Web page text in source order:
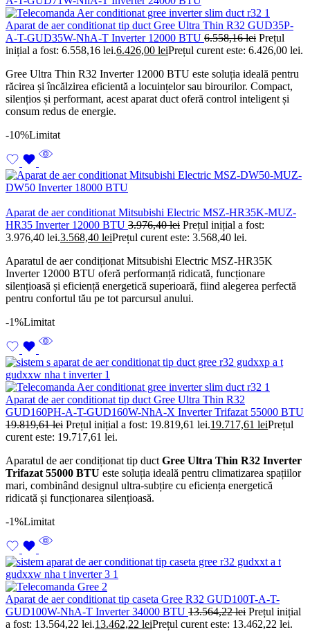
Aparat de aer conditionat tip duct Gree Ultra Thin R32 GUD35P-
A-T-GUD35W-NhA-T Inverter 12000 BTU 6.558,16lei Prețul
inițial a fost: 6.558,16 lei.6.426,00 leiPrețul curent este: 6.426,00 lei.
Gree Ultra Thin R32 Inverter 12000 BTU este soluția ideală pentru
răcirea și încălzirea eficientă a locuințelor sau birourilor. Compact,
silențios și performant, acest aparat duct oferă control inteligent și
consum redus de energie.
-10%Limitat
Aparat de aer conditionat Mitsubishi Electric MSZ-HR35K-MUZ-
HR35 Inverter 12000 BTU 3.976,40lei Prețul inițial a fost:
3.976,40 lei.3.568,40 leiPrețul curent este: 3.568,40 lei.
Aparatul de aer condiționat Mitsubishi Electric MSZ-HR35K
Inverter 12000 BTU oferă performanță ridicată, funcționare
silențioasă și eficiență energetică superioară, fiind alegerea perfectă
pentru confortul tău pe tot parcursul anului.
-1%Limitat
Aparat de aer conditionat tip duct Gree Ultra Thin R32
GUD160PH-A-T-GUD160W-NhA-X Inverter Trifazat 55000 BTU
19.819,61lei Prețul inițial a fost: 19.819,61 lei.19.717,61 leiPrețul
curent este: 19.717,61 lei.
Aparatul de aer condiționat tip duct Gree Ultra Thin R32 Inverter
Trifazat 55000 BTU este soluția ideală pentru climatizarea spațiilor
mari, combinând designul ultra-subțire cu eficiența energetică
ridicată și funcționarea silențioasă.
-1%Limitat
Aparat de aer conditionat tip caseta Gree R32 GUD100T-A-T-
GUD100W-NhA-T Inverter 34000 BTU 13.564,22lei Prețul inițial
a fost: 13.564,22 lei.13.462,22 leiPrețul curent este: 13.462,22 lei.